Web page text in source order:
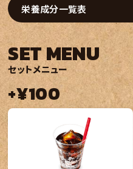
栄養成分一覧表
SET MENU
セットメニュー
+¥100